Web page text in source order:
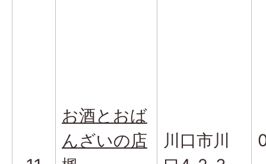
お酒とおば
んざいの店
川口市川